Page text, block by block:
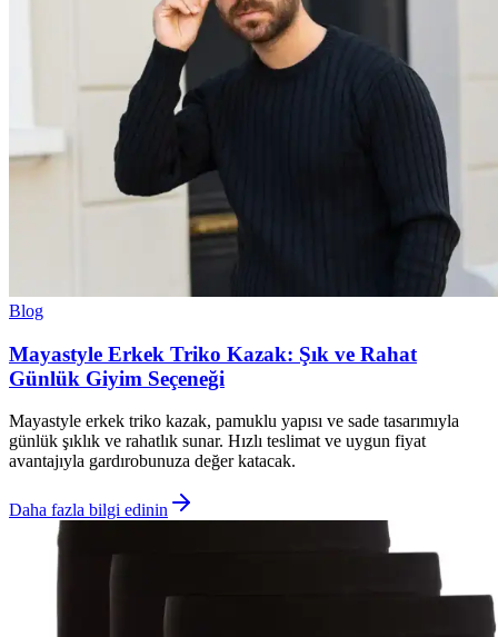
Blog
Mayastyle Erkek Triko Kazak: Şık ve Rahat
Günlük Giyim Seçeneği
Mayastyle erkek triko kazak, pamuklu yapısı ve sade tasarımıyla
günlük şıklık ve rahatlık sunar. Hızlı teslimat ve uygun fiyat
avantajıyla gardırobunuza değer katacak.
Daha fazla bilgi edinin